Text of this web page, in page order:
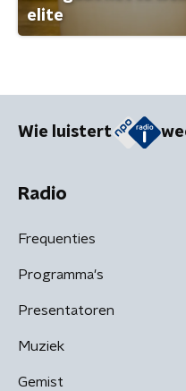
elite
Wie luistert
Radio
Frequenties
Programma's
Presentatoren
Muziek
Gemist